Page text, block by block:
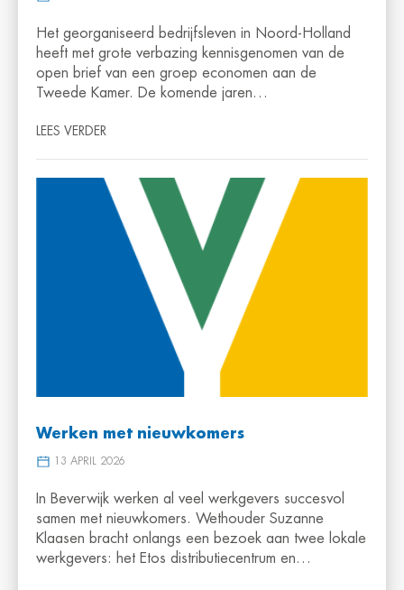
Het georganiseerd bedrijfsleven in Noord-Holland
heeft met grote verbazing kennisgenomen van de
open brief van een groep economen aan de
Tweede Kamer. De komende jaren…
LEES VERDER
Werken met nieuwkomers
13 APRIL 2026
In Beverwijk werken al veel werkgevers succesvol
samen met nieuwkomers. Wethouder Suzanne
Klaasen bracht onlangs een bezoek aan twee lokale
werkgevers: het Etos distributiecentrum en…